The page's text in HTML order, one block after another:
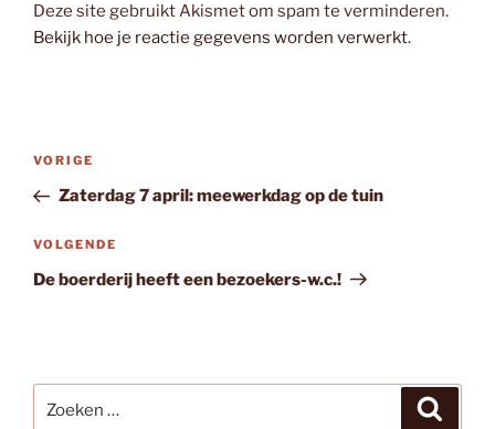
Deze site gebruikt Akismet om spam te verminderen.
Bekijk hoe je reactie gegevens worden verwerkt.
Bericht
Vorig
bericht
VORIGE
Zaterdag 7 april: meewerkdag op de tuin
Volgend
bericht
VOLGENDE
De boerderij heeft een bezoekers-w.c.!
naar: